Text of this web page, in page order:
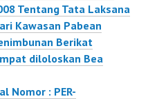
Tentang Tata Laksana
Kawasan Pabean
Berikat
diloloskan Bea
Nomor : PER-